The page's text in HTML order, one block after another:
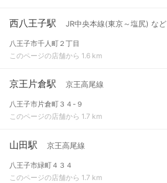
西八王子駅 JR中央本線(東京～塩尻) など
八王子市千人町２丁目
このページの店舗から 1.6 km
京王片倉駅 京王高尾線
八王子市片倉町３４-９
このページの店舗から 1.7 km
山田駅 京王高尾線
八王子市緑町４３４
このページの店舗から 1.7 km